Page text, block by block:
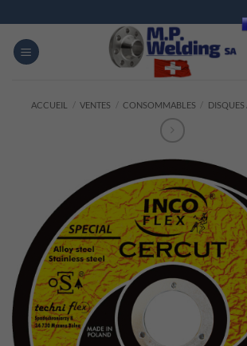
au
contenu
ACCUEIL / VENTES / CONSOMMABLES /